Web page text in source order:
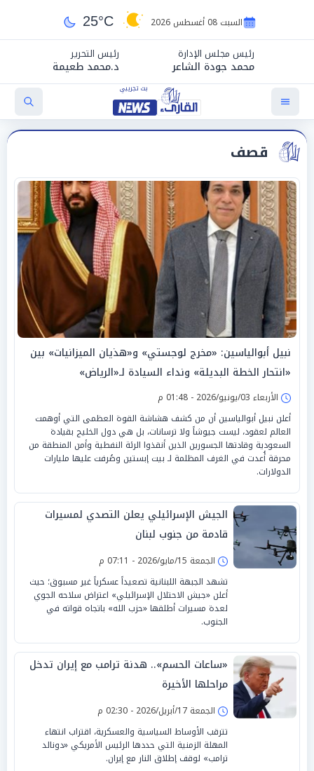
السبت 08 أغسطس 2026 25°C
رئيس مجلس الإدارة
محمد جودة الشاعر
رئيس التحرير
د.محمد طعيمة
قصف
نبيل أبوالياسين: «مخرج لوجستي» و«هذيان الميزانيات» بين
«انتحار الخطة البديلة» ونداء السيادة لـ«الرياض»
الأربعاء 03/يونيو/2026 - 01:48 م
أعلن نبيل أبوالياسين أن من كشف هشاشة القوة العظمى التي أوهمت
العالم لعقود، ليست جيوشاً ولا ترسانات، بل هي دول الخليج بقيادة
السعودية وقادتها الجسورين الذين أنقذوا الرئة النفطية وأمن المنطقة من
محرقة أُعدت في الغرف المظلمة لـ بيت إبستين وصُرفت عليها مليارات
الدولارات.
الجيش الإسرائيلي يعلن التصدي لمسيرات
قادمة من جنوب لبنان
الجمعة 15/مايو/2026 - 07:11 م
تشهد الجبهة اللبنانية تصعيداً عسكرياً غير مسبوق؛ حيث
أعلن «جيش الاحتلال الإسرائيلي» اعتراض سلاحه الجوي
لعدة مسيرات أطلقها «حزب الله» باتجاه قواته في
الجنوب.
«ساعات الحسم».. هدنة ترامب مع إيران تدخل
مراحلها الأخيرة
الجمعة 17/أبريل/2026 - 02:30 م
تترقب الأوساط السياسية والعسكرية، اقتراب انتهاء
المهلة الزمنية التي حددها الرئيس الأمريكي «دونالد
ترامب» لوقف إطلاق النار مع إيران.